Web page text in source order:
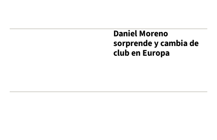
Daniel Moreno
sorprende y cambia de
club en Europa